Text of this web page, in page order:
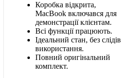
Коробка відкрита,
MacBook включався для
демонстрації клієнтам.
Всі функції працюють.
Ідеальний стан, без слідів
використання.
Повний оригінальний
комплект.